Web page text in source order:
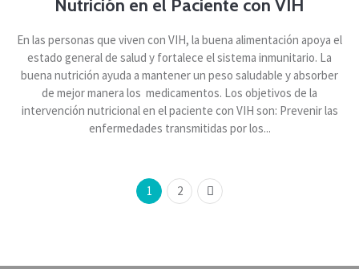
Nutrición en el Paciente con VIH
En las personas que viven con VIH, la buena alimentación apoya el
estado general de salud y fortalece el sistema inmunitario. La
buena nutrición ayuda a mantener un peso saludable y absorber
de mejor manera los medicamentos. Los objetivos de la
intervención nutricional en el paciente con VIH son: Prevenir las
enfermedades transmitidas por los...
1 2